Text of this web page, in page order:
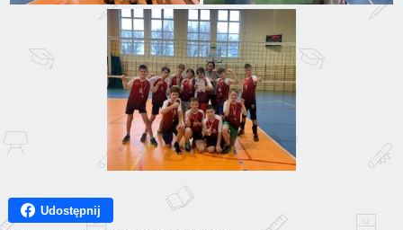
Udostępnij